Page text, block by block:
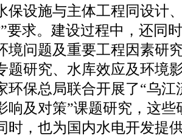
保设施与主体工程同设计
要求。建设过程中，还同
境问题及重要工程因素研
题研究、水库效应及环境
环保总局联合开展了“乌
响及对策”课题研究，这
时，也为国内水电开发提